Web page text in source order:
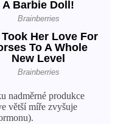
nadměrné produkce
větší míře zvyšuje